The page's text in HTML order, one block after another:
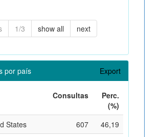
1/3 show all next
por país Export
Consultas
Perc.
(%)
States
607
46,19